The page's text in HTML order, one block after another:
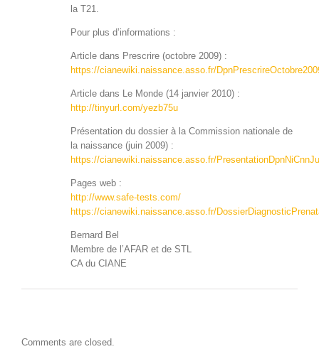
la T21.
Pour plus d’informations :
Arti­cle dans Pre­scrire (octo­bre 2009) :
https://cianewiki.naissance.asso.fr/
Arti­cle dans Le Monde (14 jan­vi­er 2010) :
http://tinyurl.com/yezb75u
Présen­ta­tion du dossier à la Com­mis­sion nationale de
la nais­sance (juin 2009) :
https://cianewiki.naissance.asso.fr/
Pages web :
http://www.safe-tests.com/
https://cianewiki.naissance.asso.fr/
Bernard Bel
Mem­bre de l’A­FAR et de STL
CA du CIANE
Comments are closed.